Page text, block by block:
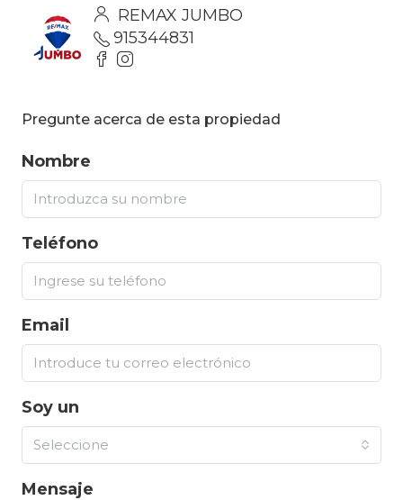
REMAX JUMBO
915344831
Pregunte acerca de esta propiedad
Nombre
Teléfono
Email
Soy un
Seleccione
Mensaje